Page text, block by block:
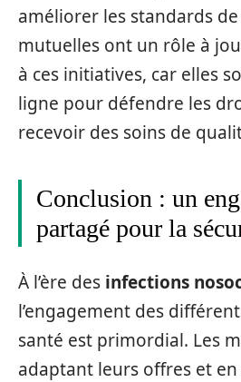
améliorer les standards de
mutuelles ont un rôle à
à ces initiatives, car elles
ligne pour défendre les
recevoir des soins de
Conclusion : un
partagé pour la
À l’ère des infections
l’engagement des
santé est primordial. Les
adaptant leurs offres et en